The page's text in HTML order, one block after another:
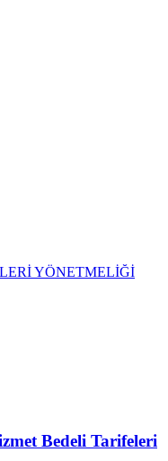
YÖNETMELİĞİ
Bedeli Tarifeleri